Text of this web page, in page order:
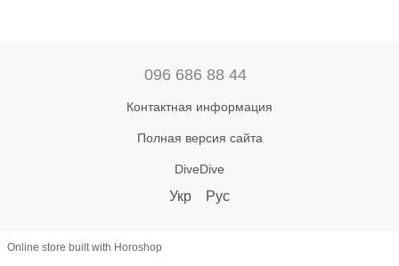
096 686 88 44
Контактная информация
Полная версия сайта
DiveDive
Укр Рус
Online store built with Horoshop